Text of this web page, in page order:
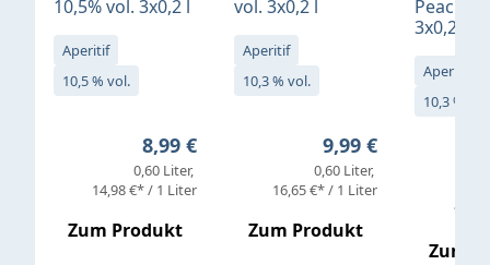
10,5% vol. 3x0,2 l
Aperitif
10,5 % vol.
Regulärer Preis:
8,99 €
0,60 Liter
14,98 €* / 1 Liter
Zum Produkt
vol. 3x0,2 l
Aperitif
10,3 % vol.
Regulärer Preis:
9,99 €
0,60 Liter
16,65 €* / 1 Liter
Zum Produkt
Peach
3x0,2 l
Aperitif
10,3 % vol.
Zum